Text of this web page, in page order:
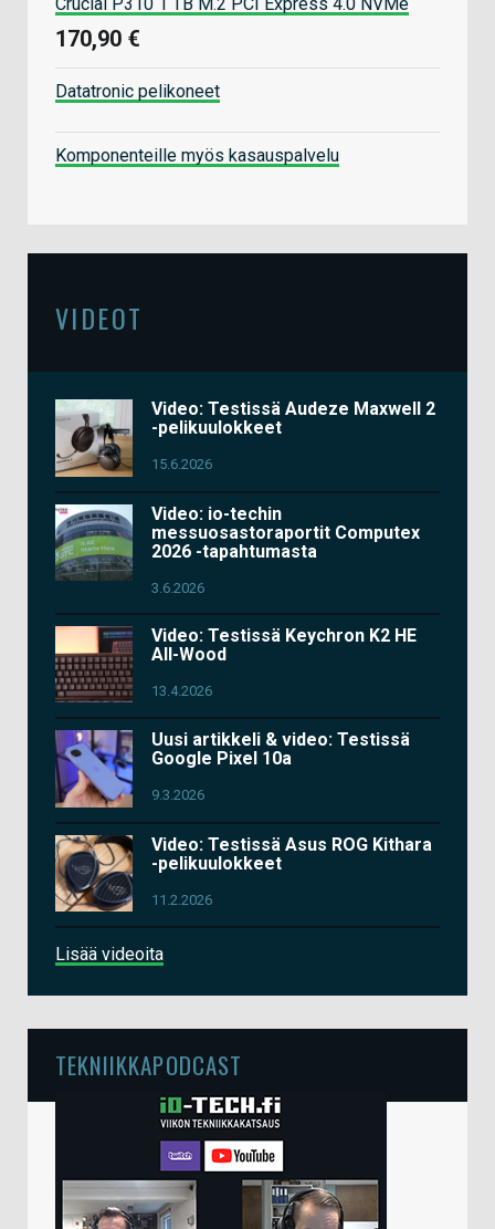
170,90 €
Datatronic pelikoneet
Komponenteille myös kasauspalvelu
VIDEOT
Video: Testissä Audeze Maxwell 2
-pelikuulokkeet
15.6.2026
Video: io-techin
messuosastoraportit Computex
2026 -tapahtumasta
3.6.2026
Video: Testissä Keychron K2 HE
All-Wood
13.4.2026
Uusi artikkeli & video: Testissä
Google Pixel 10a
9.3.2026
Video: Testissä Asus ROG Kithara
-pelikuulokkeet
11.2.2026
Lisää videoita
TEKNIIKKAPODCAST